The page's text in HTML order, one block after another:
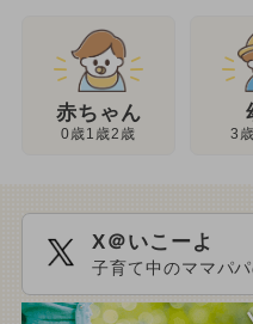
赤ちゃん
0歳1歳2歳 3
X＠いこーよ
子育て中のママパ